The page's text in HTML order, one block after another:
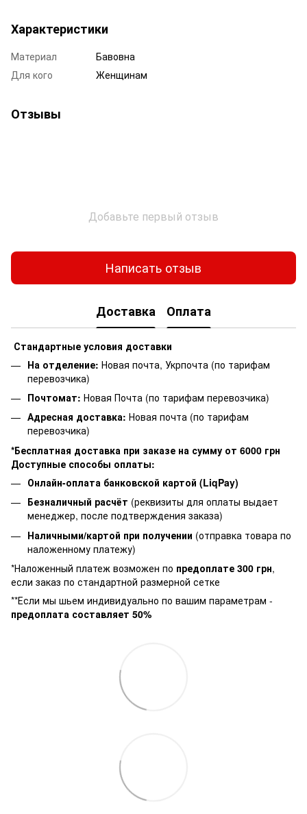
Характеристики
Материал
Бавовна
Для кого
Женщинам
Отзывы
Добавьте первый отзыв
Написать отзыв
Доставка Оплата
Стандартные условия доставки
На отделение: Новая почта, Укрпочта (по тарифам
перевозчика)
Почтомат: Новая Почта (по тарифам перевозчика)
Адресная доставка: Новая почта (по тарифам
перевозчика)
*Бесплатная доставка при заказе на сумму от 6000 грн
Доступные способы оплаты:
Онлайн-оплата банковской картой (LiqPay)
Безналичный расчёт (реквизиты для оплаты выдает
менеджер, после подтверждения заказа)
Наличными/картой при получении (отправка товара по
наложенному платежу)
*Наложенный платеж возможен по предоплате 300 грн,
если заказ по стандартной размерной сетке
**Если мы шьем индивидуально по вашим параметрам -
предоплата составляет 50%